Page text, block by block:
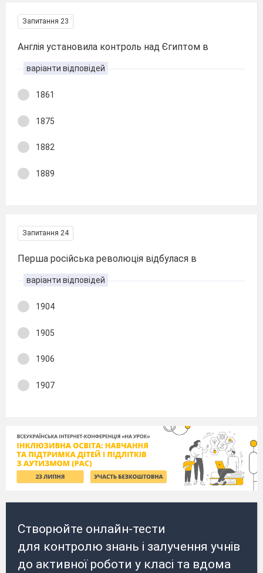
Запитання 23
Англія установила контроль над Єгиптом в
варіанти відповідей
1861
1875
1882
1889
Запитання 24
Перша російська революція відбулася в
варіанти відповідей
1904
1905
1906
1907
Створюйте онлайн-тести
для контролю знань і залучення учнів
до активної роботи у класі та вдома